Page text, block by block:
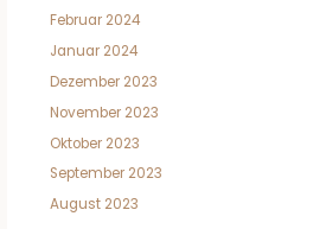
Februar 2024
Januar 2024
Dezember 2023
November 2023
Oktober 2023
September 2023
August 2023